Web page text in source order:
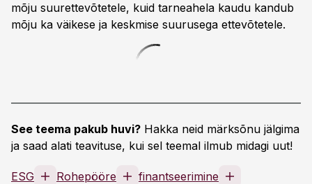
mõju suurettevõtetele, kuid tarneahela kaudu kandub
mõju ka väikese ja keskmise suurusega ettevõtetele.
See teema pakub huvi? Hakka neid märksõnu jälgima
ja saad alati teavituse, kui sel teemal ilmub midagi uut!
ESG Rohepööre
finantseerimine